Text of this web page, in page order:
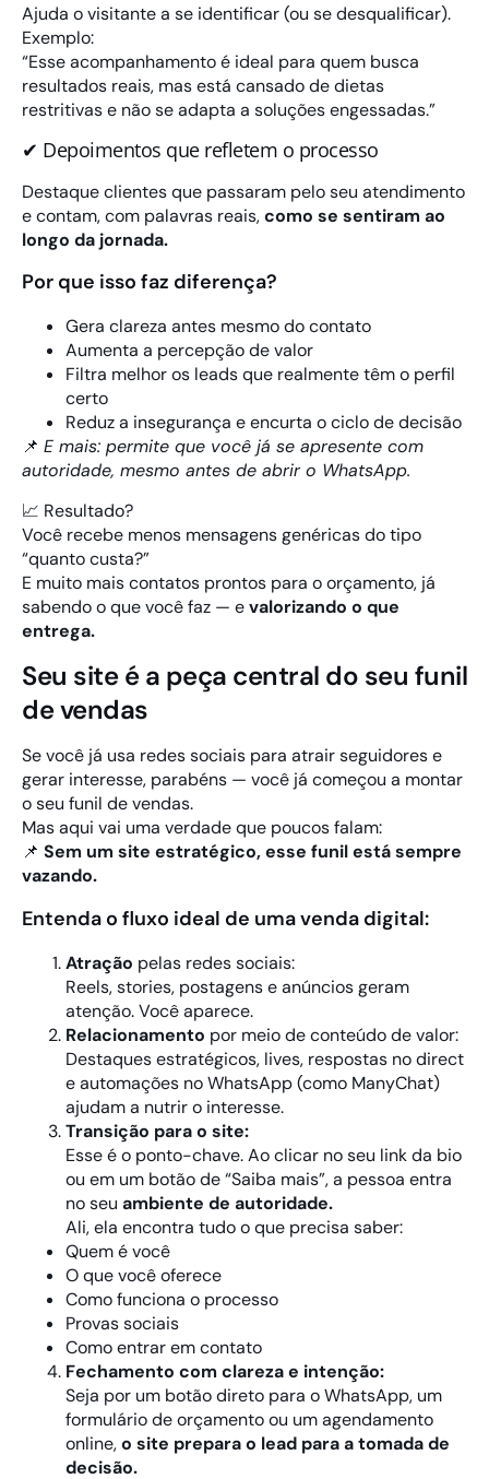
Ajuda o visitante a se identificar (ou se desqualificar).
Exemplo:
“Esse acompanhamento é ideal para quem busca
resultados reais, mas está cansado de dietas
restritivas e não se adapta a soluções engessadas.”
✔ Depoimentos que refletem o processo
Destaque clientes que passaram pelo seu atendimento
e contam, com palavras reais,como se sentiram ao
longo da jornada.
Por que isso faz diferença?
Gera clareza antes mesmo do contato
Aumenta a percepção de valor
Filtra melhor os leads que realmente têm o perfil
certo
Reduz a insegurança e encurta o ciclo de decisão
📌 E mais: permite que você já se apresente com
autoridade, mesmo antes de abrir o WhatsApp.
📈 Resultado?
Você recebe menos mensagens genéricas do tipo
“quanto custa?”
E muito mais contatos prontos para o orçamento, já
sabendo o que você faz — evalorizando o que
entrega.
Seu site é a peça central do seu funil
de vendas
Se você já usa redes sociais para atrair seguidores e
gerar interesse, parabéns — você já começou a montar
o seu funil de vendas.
Mas aqui vai uma verdade que poucos falam:
📌 Sem um site estratégico, esse funil está sempre
vazando.
Entenda o fluxo ideal de uma venda digital:
Atração pelas redes sociais:
Reels, stories, postagens e anúncios geram
atenção. Você aparece.
Relacionamento por meio de conteúdo de valor:
Destaques estratégicos, lives, respostas no direct
e automações no WhatsApp (como ManyChat)
ajudam a nutrir o interesse.
Transição para o site:
Esse é o ponto-chave. Ao clicar no seu link da bio
ou em um botão de “Saiba mais”, a pessoa entra
no seu ambiente de autoridade.
Ali, ela encontra tudo o que precisa saber:
Quem é você
O que você oferece
Como funciona o processo
Provas sociais
Como entrar em contato
Fechamento com clareza e intenção:
Seja por um botão direto para o WhatsApp, um
formulário de orçamento ou um agendamento
online,o site prepara o lead para a tomada de
decisão.